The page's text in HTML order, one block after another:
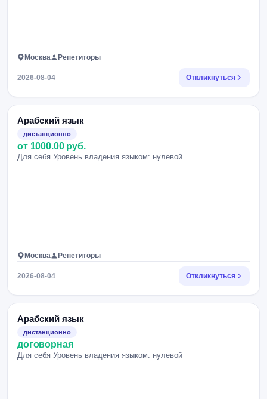
Москва Репетиторы
2026-08-04 Откликнуться
Арабский язык
дистанционно
от 1000.00 руб.
Для себя Уровень владения языком: нулевой
Москва Репетиторы
2026-08-04 Откликнуться
Арабский язык
дистанционно
договорная
Для себя Уровень владения языком: нулевой